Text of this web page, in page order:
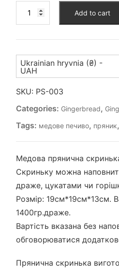
скринька
003)
quantity
Add to cart
Ukrainian hryvnia (₴) -
UAH
SKU: PS-003
Categories: Gingerbread,
Tags: медове печиво, пряник,
Медова прянична
Скриньку можна
драже, цукатами чи
Розмір: 19см*19см*13см.
1400гр.драже.
Вартість вказана без
обговорюватися
Прянична скринька